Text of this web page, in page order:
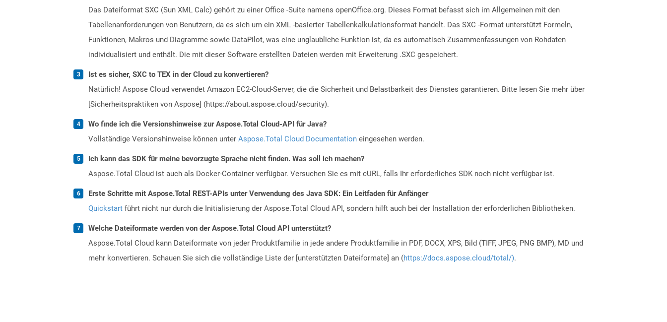
Das Dateiformat SXC (Sun XML Calc) gehört zu einer Office -Suite namens openOffice.org. Dieses Format befasst sich im Allgemeinen mit den
Tabellenanforderungen von Benutzern, da es sich um ein XML -basierter Tabellenkalkulationsformat handelt. Das SXC -Format unterstützt Formeln,
Funktionen, Makros und Diagramme sowie DataPilot, was eine unglaubliche Funktion ist, da es automatisch Zusammenfassungen von Rohdaten
individualisiert und enthält. Die mit dieser Software erstellten Dateien werden mit Erweiterung .SXC gespeichert.
Ist es sicher, SXC to TEX in der Cloud zu konvertieren?
Natürlich! Aspose Cloud verwendet Amazon EC2-Cloud-Server, die die Sicherheit und Belastbarkeit des Dienstes garantieren. Bitte lesen Sie mehr über
[Sicherheitspraktiken von Aspose] (https://about.aspose.cloud/security).
Wo finde ich die Versionshinweise zur Aspose.Total Cloud-API für Java?
Vollständige Versionshinweise können unter Aspose.Total Cloud Documentation eingesehen werden.
Ich kann das SDK für meine bevorzugte Sprache nicht finden. Was soll ich machen?
Aspose.Total Cloud ist auch als Docker-Container verfügbar. Versuchen Sie es mit cURL, falls Ihr erforderliches SDK noch nicht verfügbar ist.
Erste Schritte mit Aspose.Total REST-APIs unter Verwendung des Java SDK: Ein Leitfaden für Anfänger
Quickstart führt nicht nur durch die Initialisierung der Aspose.Total Cloud API, sondern hilft auch bei der Installation der erforderlichen Bibliotheken.
Welche Dateiformate werden von der Aspose.Total Cloud API unterstützt?
Aspose.Total Cloud kann Dateiformate von jeder Produktfamilie in jede andere Produktfamilie in PDF, DOCX, XPS, Bild (TIFF, JPEG, PNG BMP), MD und
mehr konvertieren. Schauen Sie sich die vollständige Liste der [unterstützten Dateiformate] an (https://docs.aspose.cloud/total/).